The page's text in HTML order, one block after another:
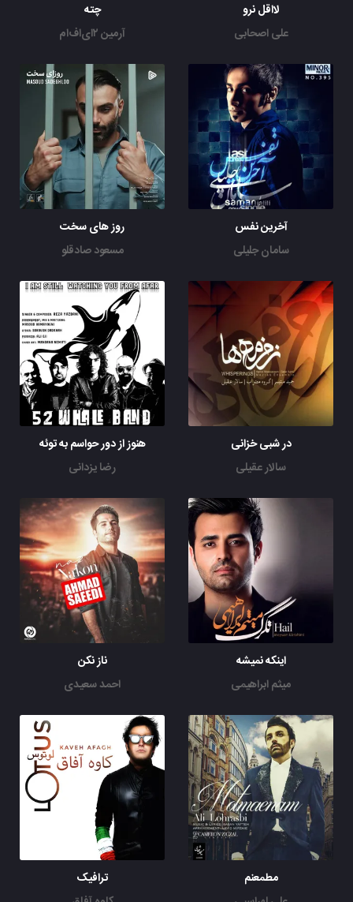
لااقل نرو
علی اصحابی
چته
آرمین ۲ای‌اف‌ام
آخرین نفس
سامان جلیلی
روز های سخت
مسعود صادقلو
در شبی خزانی
سالار عقیلی
هنوز از دور حواسم به توئه
رضا یزدانی
اینکه نمیشه
میثم ابراهیمی
ناز نکن
احمد سعیدی
مطمعنم
ترافیک